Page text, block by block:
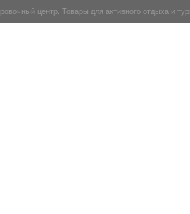
центр. Товары для активного отдыха и